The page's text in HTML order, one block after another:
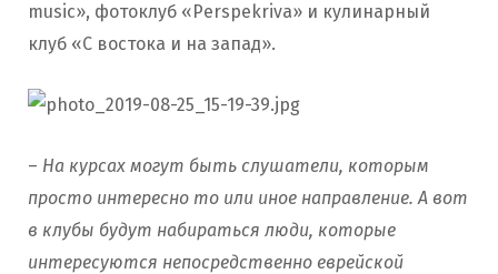
music», фотоклуб «Perspekriva» и кулинарный
клуб «С востока и на запад».
– На курсах могут быть слушатели, которым
просто интересно то или иное направление. А вот
в клубы будут набираться люди, которые
интересуются непосредственно еврейской